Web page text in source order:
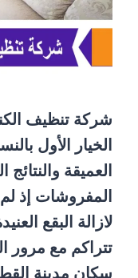
شركة تنظيف
الخيار الأول
العميقة
المفروشات إذ
لازالة البقع
تتراكم مع مرور
سكان مدينة